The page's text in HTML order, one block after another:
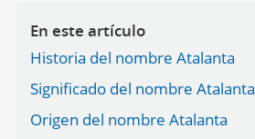
En este artículo
Historia del nombre Atalanta
Significado del nombre Atalanta
Origen del nombre Atalanta